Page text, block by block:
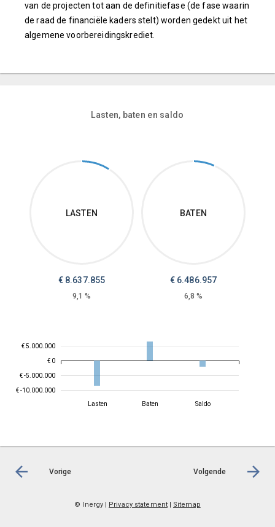
van de projecten tot aan de definitiefase (de fase waarin
de raad de financiële kaders stelt) worden gedekt uit het
algemene voorbereidingskrediet.
Lasten, baten en saldo
LASTEN
€ 8.637.855
9,1 %
BATEN
€ 6.486.957
6,8 %
€ -10.000.000
€ -5.000.000
€ 0
€ 5.000.000
Lasten Baten Saldo
Vorige Volgende
© Inergy | Privacy statement| Sitemap